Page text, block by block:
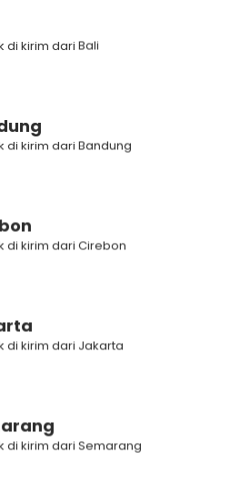
Salon
di kirim dari Bali
di kirim dari Bandung
di kirim dari Cirebon
di kirim dari Jakarta
di kirim dari Semarang